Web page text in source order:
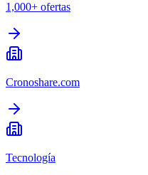
1,000+ ofertas
Cronoshare.com
Tecnología